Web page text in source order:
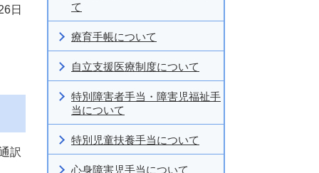
日
訳
て
療育手帳について
自立支援医療制度について
特別障害者手当・障害児福祉手
当について
特別児童扶養手当について
心身障害児手当について